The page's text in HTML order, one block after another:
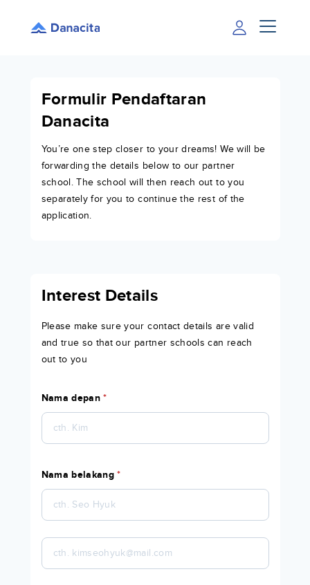
Formulir Pendaftaran
Danacita
You’re one step closer to your dreams! We will be
forwarding the details below to our partner
school. The school will then reach out to you
separately for you to continue the rest of the
application.
Interest Details
Please make sure your contact details are valid
and true so that our partner schools can reach
out to you
Nama depan *
Nama belakang *